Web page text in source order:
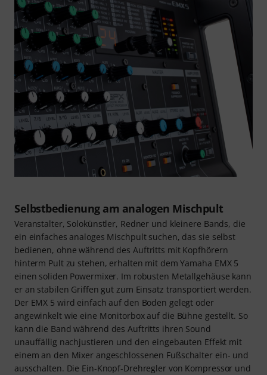
Selbstbedienung am analogen Mischpult
Veranstalter, Solokünstler, Redner und kleinere Bands, die
ein einfaches analoges Mischpult suchen, das sie selbst
bedienen, ohne während des Auftritts mit Kopfhörern
hinterm Pult zu stehen, erhalten mit dem Yamaha EMX 5
einen soliden Powermixer. Im robusten Metallgehäuse kann
er an stabilen Griffen gut zum Einsatz transportiert werden.
Der EMX 5 wird einfach auf den Boden gelegt oder
angewinkelt wie eine Monitorbox auf die Bühne gestellt. So
kann die Band während des Auftritts ihren Sound
unauffällig nachjustieren und den eingebauten Effekt mit
einem an den Mixer angeschlossenen Fußschalter ein- und
ausschalten. Die Ein-Knopf-Drehregler von Kompressor und